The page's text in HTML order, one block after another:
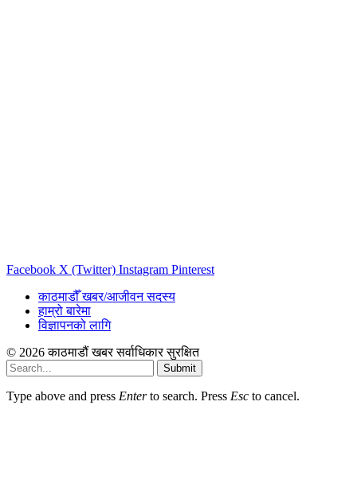
Facebook X (Twitter) Instagram Pinterest
काठमाडौँ खबर/आजीवन सदस्य
हाम्रो बारेमा
विज्ञापनको लागि
© 2026 काठमाडौं खबर सर्वाधिकार सुरक्षित
Submit
Type above and press Enterto search. Press Esc to cancel.